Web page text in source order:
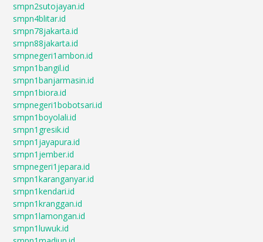
smpn2sutojayan.id
smpn4blitar.id
smpn78jakarta.id
smpn88jakarta.id
smpnegeri1ambon.id
smpn1bangil.id
smpn1banjarmasin.id
smpn1biora.id
smpnegeri1bobotsari.id
smpn1boyolali.id
smpn1gresik.id
smpn1jayapura.id
smpn1jember.id
smpnegeri1jepara.id
smpn1karanganyar.id
smpn1kendari.id
smpn1kranggan.id
smpn1lamongan.id
smpn1luwuk.id